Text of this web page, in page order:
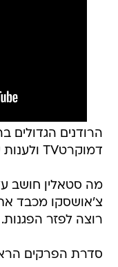
הרודנים הגדולים
דמוקרטTV ולענות על השאלות הכי קשות.
מה סטאלין חושב
צ'אושסקו מכבד
רוצה לפזר הפגנות.
סדרת הפרקים